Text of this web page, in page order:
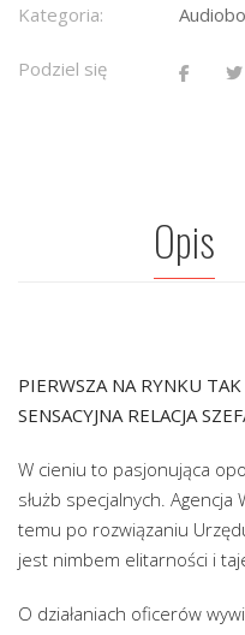
Kategoria:
Podziel się
Opis
PIERWSZA NA RYNKU
SENSACYJNA RELACJA
W cieniu to pasjonująca
służb specjalnych. Agencja
temu po rozwiązaniu
jest nimbem elitarności i
O działaniach oficerów